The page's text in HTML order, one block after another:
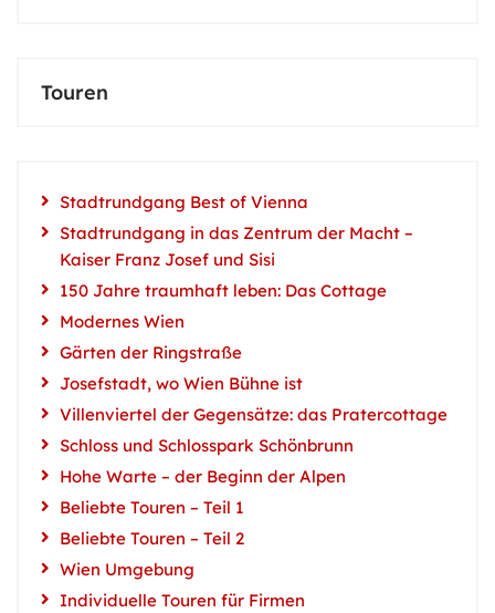
Touren
Stadtrundgang Best of Vienna
Stadtrundgang in das Zentrum der Macht –
Kaiser Franz Josef und Sisi
150 Jahre traumhaft leben: Das Cottage
Modernes Wien
Gärten der Ringstraße
Josefstadt, wo Wien Bühne ist
Villenviertel der Gegensätze: das Pratercottage
Schloss und Schlosspark Schönbrunn
Hohe Warte – der Beginn der Alpen
Beliebte Touren – Teil 1
Beliebte Touren – Teil 2
Wien Umgebung
Individuelle Touren für Firmen